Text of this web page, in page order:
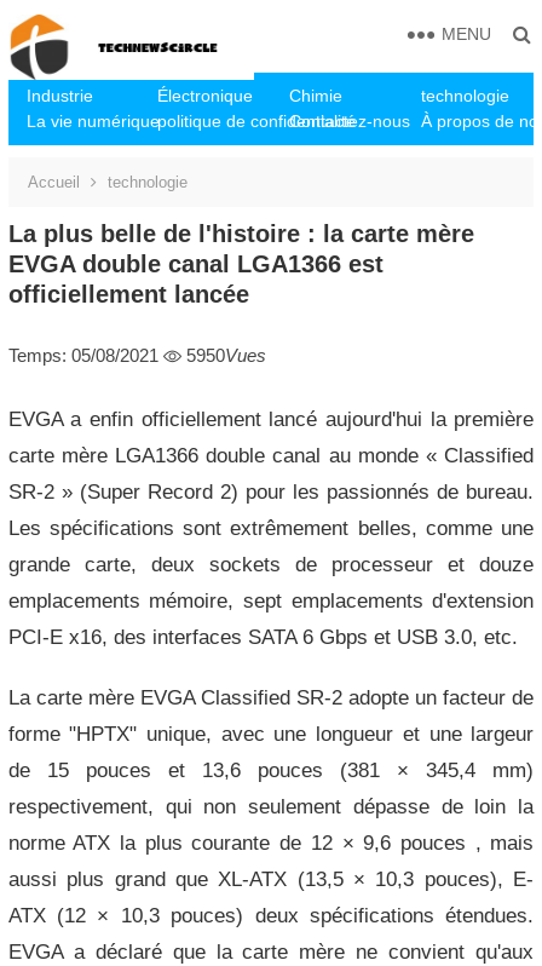
Industrie Électronique Chimie
technologie
La vie numériquepolitique de confidentialité
Contactez-nous À propos de
MENU
Accueil technologie
La plus belle de l'histoire : la carte mère
EVGA double canal LGA1366 est
officiellement lancée
Temps: 05/08/2021 5950Vues
EVGA a enfin officiellement lancé aujourd'hui la première
carte mère LGA1366 double canal au monde « Classified
SR-2 » (Super Record 2) pour les passionnés de bureau.
Les spécifications sont extrêmement belles, comme une
grande carte, deux sockets de processeur et douze
emplacements mémoire, sept emplacements d'extension
PCI-E x16, des interfaces SATA 6 Gbps et USB 3.0, etc.
La carte mère EVGA Classified SR-2 adopte un facteur de
forme "HPTX" unique, avec une longueur et une largeur
de 15 pouces et 13,6 pouces (381 × 345,4 mm)
respectivement, qui non seulement dépasse de loin la
norme ATX la plus courante de 12 × 9,6 pouces , mais
aussi plus grand que XL-ATX (13,5 × 10,3 pouces), E-
ATX (12 × 10,3 pouces) deux spécifications étendues.
EVGA a déclaré que la carte mère ne convient qu'aux